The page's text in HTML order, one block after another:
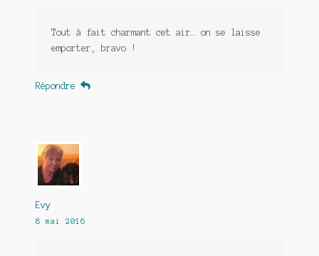
Tout à fait charmant cet air… on se laisse
emporter, bravo !
Répondre
Evy
8 mai 2016